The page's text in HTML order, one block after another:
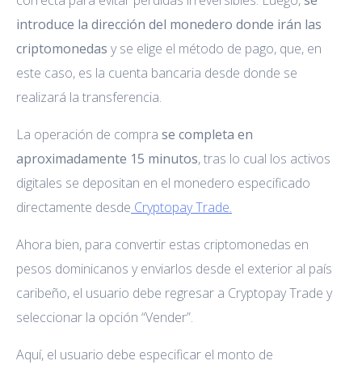
introduce la dirección del monedero donde irán las
criptomonedas y se elige el método de pago, que, en
este caso, es la cuenta bancaria desde donde se
realizará la transferencia.
La operación de compra se completa en
aproximadamente 15 minutos, tras lo cual los activos
digitales se depositan en el monedero especificado
directamente desde Cryptopay Trade.
Ahora bien, para convertir estas criptomonedas en
pesos dominicanos y enviarlos desde el exterior al país
caribeño, el usuario debe regresar a Cryptopay Trade y
seleccionar la opción “Vender”.
Aquí, el usuario debe especificar el monto de